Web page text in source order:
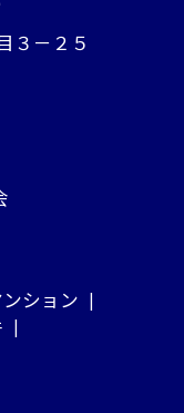
３－２５
ション